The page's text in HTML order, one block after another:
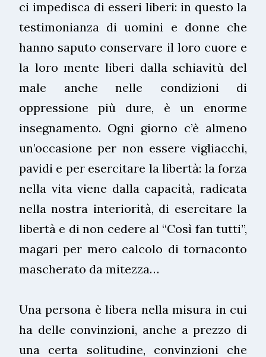
ci impedisca di esseri liberi: in questo la
testimonianza di uomini e donne che
hanno saputo conservare il loro cuore e
la loro mente liberi dalla schiavitù del
male anche nelle condizioni di
oppressione più dure, è un enorme
insegnamento. Ogni giorno c’è almeno
un’occasione per non essere vigliacchi,
pavidi e per esercitare la libertà: la forza
nella vita viene dalla capacità, radicata
nella nostra interiorità, di esercitare la
libertà e di non cedere al “Così fan tutti”,
magari per mero calcolo di tornaconto
mascherato da mitezza…
Una persona è libera nella misura in cui
ha delle convinzioni, anche a prezzo di
una certa solitudine, convinzioni che